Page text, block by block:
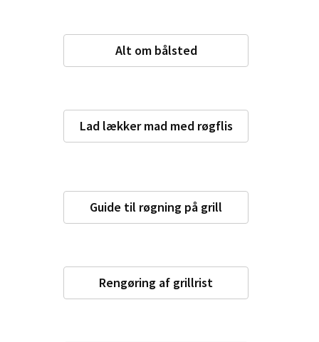
Alt om bålsted
Lad lækker mad med røgflis
Guide til røgning på grill
Rengøring af grillrist